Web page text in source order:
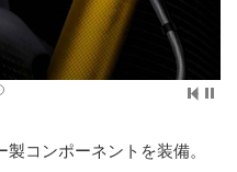
コンポーネントを装備。